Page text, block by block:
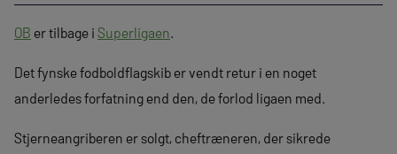
OB er tilbage i Superligaen.
Det fynske fodboldflagskib er vendt retur i en noget
anderledes forfatning end den, de forlod ligaen med.
Stjerneangriberen er solgt, cheftræneren, der sikrede